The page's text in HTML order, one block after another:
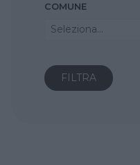
COMUNE
Seleziona...